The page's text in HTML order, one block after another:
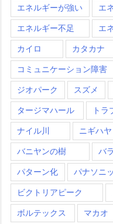
エネルギーが強い エ
エネルギー不足 エ
カイロ カタカナ
コミュニケーション障害
ジオパーク スズメ
タージマハール トラ
ナイル川 ニギハヤ
バニヤンの樹 バ
パターン化 パナソニ
ビクトリアピーク
ボルテックス マカオ